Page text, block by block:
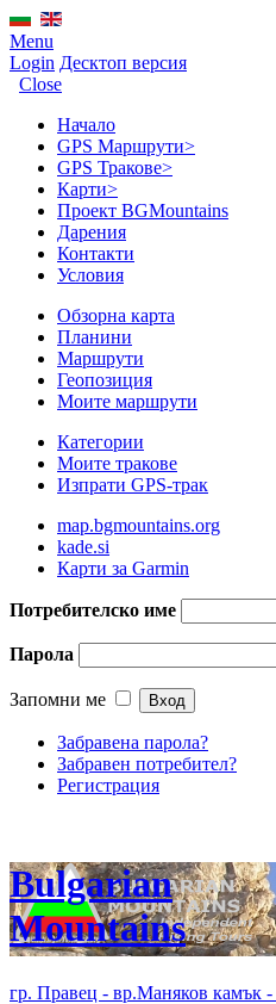
Menu
Login Десктоп версия
Close
Начало
GPS Mаршрути>
GPS Тракове>
Карти>
Проект BGMountains
Дарения
Контакти
Условия
Обзорна карта
Планини
Маршрути
Геопозиция
Моите маршрути
Категории
Моите тракове
Изпрати GPS-трак
map.bgmountains.org
kade.si
Карти за Garmin
Потребителско име
Парола
Запомни ме
Забравена парола?
Забравен потребител?
Регистрация
Bulgarian
Mountains
гр. Правец - вр.Маняков камък